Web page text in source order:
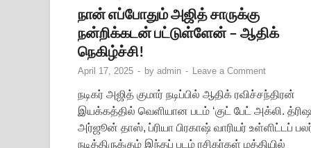
நான் எப்போதும் அஜித் சாருக்கு
நன்றிக்கடன் பட்டுள்ளேன் – ஆதிக்
நெகிழ்ச்சி!
April 17, 2025 - by admin - Leave a Comment
நடிகர் அஜித் குமார் நடிப்பில் ஆதிக் ரவிச்சந்திரன்
இயக்கத்தில் வெளியான படம் ‘குட் பேட் அக்லி.
அர்ஜூன் தாஸ், ப்ரியா பிரகாஷ் வாரியர் உள்ளிட்டப்
நடித்திருக்கும் இந்தப் படம் ரசிகர்கள் மத்தியில்